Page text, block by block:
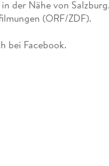
der Nähe von
(ORF/ZDF).
bei Facebook.